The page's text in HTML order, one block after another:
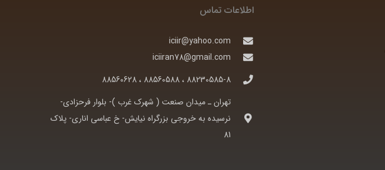
اطلاعات تماس
iciir@yahoo.com
iciiran78@gmail.com
88230585-8 ، 88560588 ، 88560628
تهران ـ ميدان صنعت ( شهرک غرب )- بلوار فرحزادی-
نرسيده به خروجی بزرگراه نيايش- خ عباسی اناری- پلاک
81